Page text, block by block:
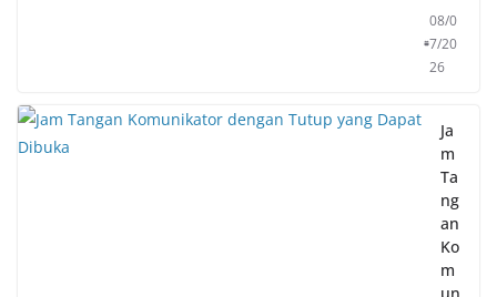
08/0
7/20
26
Ja
m
Ta
ng
an
Ko
m
un